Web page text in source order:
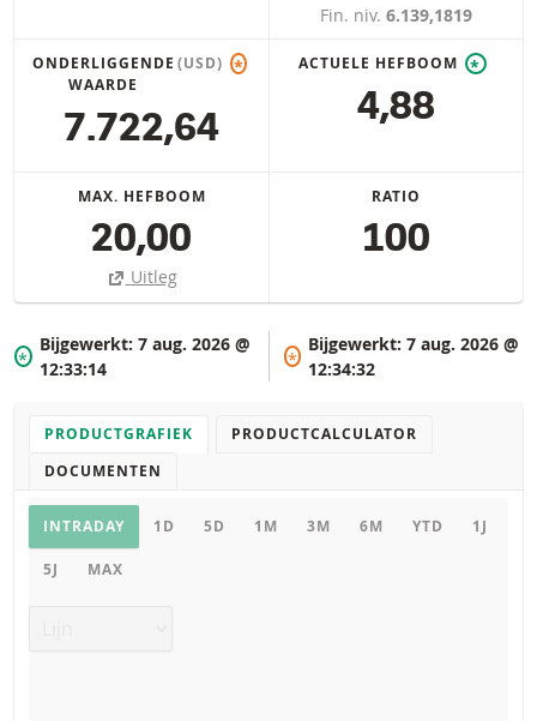
Fin. niv. 6.139,1819
ONDERLIGGENDE
WAARDE
(USD) *
7.722,64
ACTUELE HEFBOOM *
4,88
MAX. HEFBOOM
20,00
Uitleg
RATIO
100
*
Bijgewerkt: 7 aug. 2026 @
12:33:14
*
Bijgewerkt:7 aug. 2026 @
12:34:32
PRODUCTGRAFIEK
PRODUCTCALCULATOR
DOCUMENTEN
Productgrafiek
INTRADAY 1D 5D 1M 3M 6M YTD 1J
5J MAX